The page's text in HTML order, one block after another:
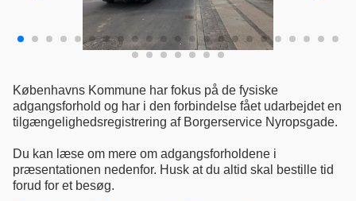
Københavns Kommune har fokus på de fysiske
adgangsforhold og har i den forbindelse fået udarbejdet en
tilgængelighedsregistrering af Borgerservice Nyropsgade.
Du kan læse om mere om adgangsforholdene i
præsentationen nedenfor. Husk at du altid skal bestille tid
forud for et besøg.